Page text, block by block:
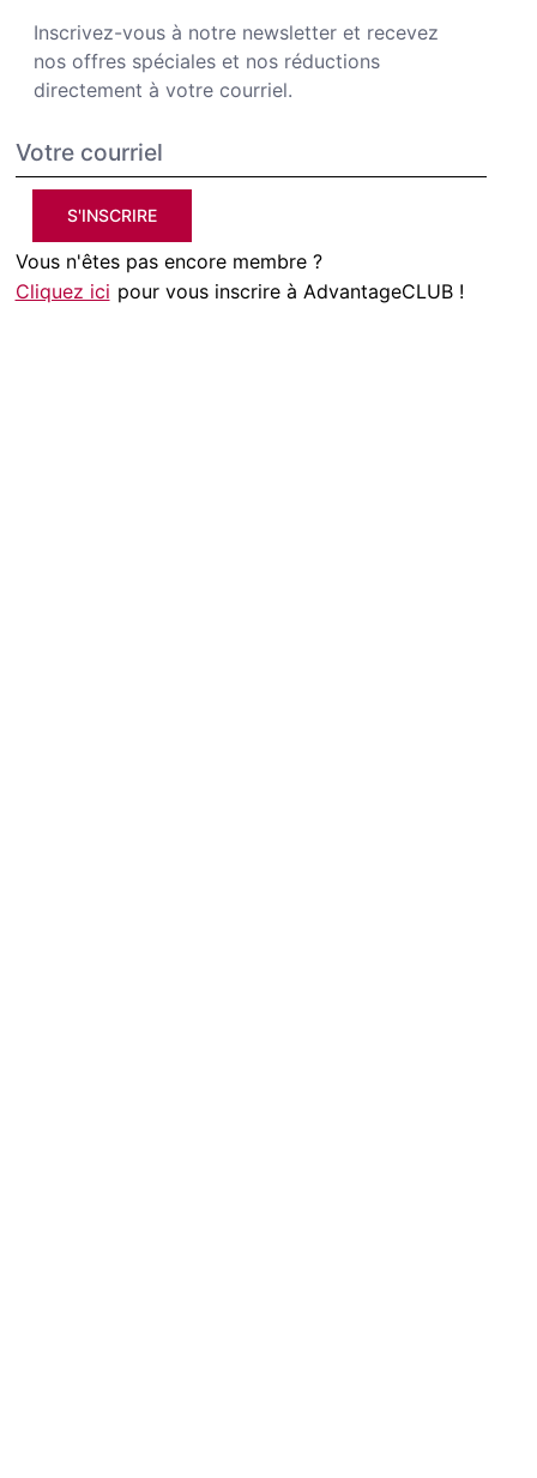
Inscrivez-vous à notre newsletter et recevez
nos offres spéciales et nos réductions
directement à votre courriel.
S'INSCRIRE
Vous n'êtes pas encore membre ?
Cliquez ici pour vous inscrire à AdvantageCLUB !